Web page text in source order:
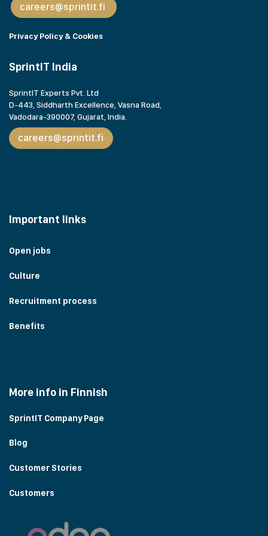
careers@sprintit.fi
Privacy Policy & Cookies
SprintIT India
SprintIT Experts Pvt. Ltd
D-443, Siddharth Excellence, Vasna Road,
Vadodara-390007, Gujarat, India.
careers@sprintit.fi
Important links
Open jobs
Culture
Recruitment process
Benefits
More info in Finnish
SprintIT Company Page
Blog
Customer Stories
Customers